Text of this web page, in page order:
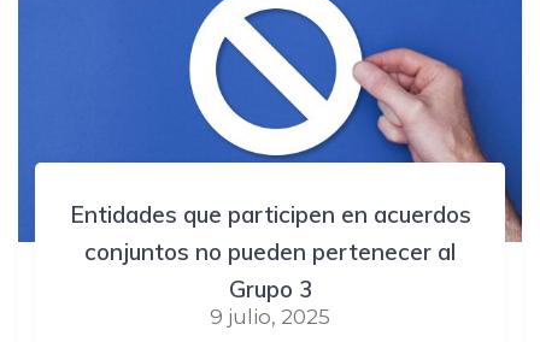
Entidades que participen en acuerdos
conjuntos no pueden pertenecer al
Grupo 3
9 julio, 2025